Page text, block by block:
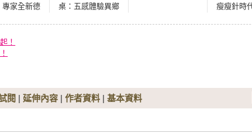
專家全新德
典｜在漂
聽靈魂回
桌：五感體驗異鄉
瘦瘦針時
！
閱 | 延伸內容 | 作者資料 | 基本資料